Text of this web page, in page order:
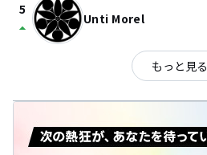
5
arrow_drop_up Unti Morel
もっと見る